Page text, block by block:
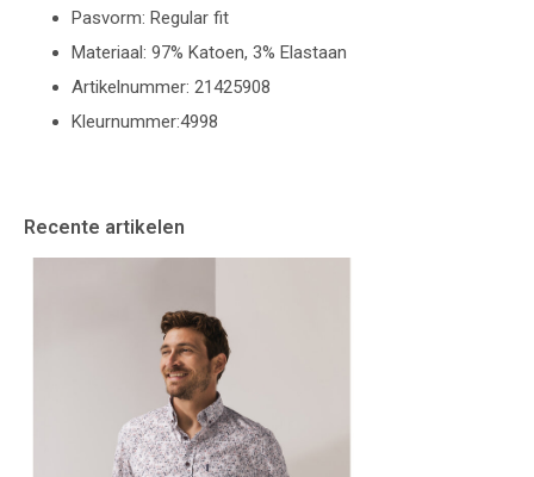
Pasvorm: Regular fit
Materiaal: 97% Katoen, 3% Elastaan
Artikelnummer: 21425908
Kleurnummer:4998
Recente artikelen